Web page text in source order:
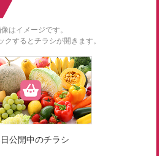
はイメージです。
クするとチラシが開きます。
公開中のチラシ